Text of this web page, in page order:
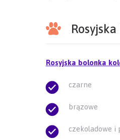
Rosyjska bolonka
czarne
brązowe
czekoladowe i